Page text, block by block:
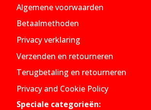
Algemene voorwaarden
Betaalmethoden
Privacy verklaring
Verzenden en retourneren
Terugbetaling en retourneren
Privacy and Cookie Policy
Speciale categorieën: